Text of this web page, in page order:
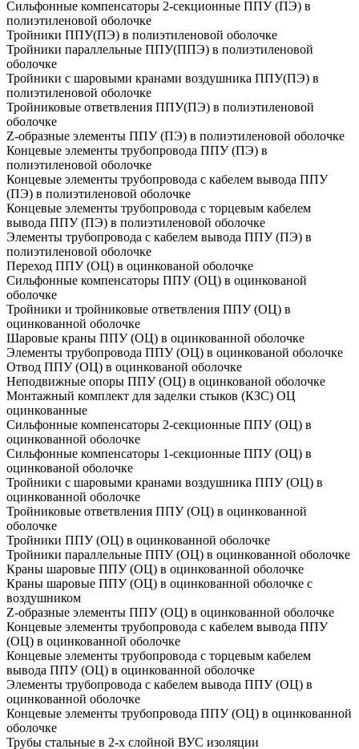
Сильфонные компенсаторы 2-секционные ППУ (ПЭ) в
полиэтиленовой оболочке
Тройники ППУ(ПЭ) в полиэтиленовой оболочке
Тройники параллельные ППУ(ППЭ) в полиэтиленовой
оболочке
Тройники с шаровыми кранами воздушника ППУ(ПЭ) в
полиэтиленовой оболочке
Тройниковые ответвления ППУ(ПЭ) в полиэтиленовой
оболочке
Z-образные элементы ППУ (ПЭ) в полиэтиленовой оболочке
Концевые элементы трубопровода ППУ (ПЭ) в
полиэтиленовой оболочке
Концевые элементы трубопровода с кабелем вывода ППУ
(ПЭ) в полиэтиленовой оболочке
Концевые элементы трубопровода с торцевым кабелем
вывода ППУ (ПЭ) в полиэтиленовой оболочке
Элементы трубопровода с кабелем вывода ППУ (ПЭ) в
полиэтиленовой оболочке
Переход ППУ (ОЦ) в оцинкованой оболочке
Сильфонные компенсаторы ППУ (ОЦ) в оцинкованой
оболочке
Тройники и тройниковые ответвления ППУ (ОЦ) в
оцинкованной оболочке
Шаровые краны ППУ (ОЦ) в оцинкованной оболочке
Элементы трубопровода ППУ (ОЦ) в оцинкованой оболочке
Отвод ППУ (ОЦ) в оцинкованой оболочке
Неподвижные опоры ППУ (ОЦ) в оцинкованой оболочке
Монтажный комплект для заделки стыков (КЗС) ОЦ
оцинкованные
Сильфонные компенсаторы 2-секционные ППУ (ОЦ) в
оцинкованной оболочке
Сильфонные компенсаторы 1-секционные ППУ (ОЦ) в
оцинкованой оболочке
Тройники с шаровыми кранами воздушника ППУ (ОЦ) в
оцинкованной оболочке
Тройниковые ответвления ППУ (ОЦ) в оцинкованной
оболочке
Тройники ППУ (ОЦ) в оцинкованной оболочке
Тройники параллельные ППУ (ОЦ) в оцинкованной оболочке
Краны шаровые ППУ (ОЦ) в оцинкованной оболочке
Краны шаровые ППУ (ОЦ) в оцинкованной оболочке с
воздушником
Z-образные элементы ППУ (ОЦ) в оцинкованной оболочке
Концевые элементы трубопровода с кабелем вывода ППУ
(ОЦ) в оцинкованной оболочке
Концевые элементы трубопровода с торцевым кабелем
вывода ППУ (ОЦ) в оцинкованной оболочке
Элементы трубопровода с кабелем вывода ППУ (ОЦ) в
оцинкованной оболочке
Концевые элементы трубопровода ППУ (ОЦ) в оцинкованной
оболочке
Трубы стальные в 2-х слойной ВУС изоляции